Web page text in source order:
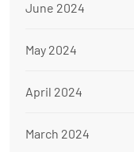
June 2024
May 2024
April 2024
March 2024